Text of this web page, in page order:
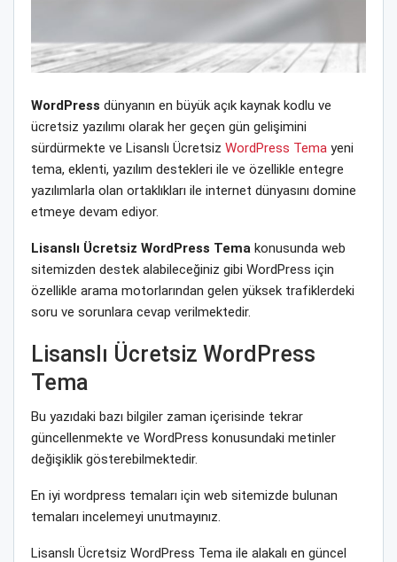
WordPress dünyanın en büyük açık kaynak kodlu ve
ücretsiz yazılımı olarak her geçen gün gelişimini
sürdürmekte ve Lisanslı Ücretsiz WordPress Tema yeni
tema, eklenti, yazılım destekleri ile ve özellikle entegre
yazılımlarla olan ortaklıkları ile internet dünyasını domine
etmeye devam ediyor.
Lisanslı Ücretsiz WordPress Tema konusunda web
sitemizden destek alabileceğiniz gibi WordPress için
özellikle arama motorlarından gelen yüksek trafiklerdeki
soru ve sorunlara cevap verilmektedir.
Lisanslı Ücretsiz WordPress
Tema
Bu yazıdaki bazı bilgiler zaman içerisinde tekrar
güncellenmekte ve WordPress konusundaki metinler
değişiklik gösterebilmektedir.
En iyi wordpress temaları için web sitemizde bulunan
temaları incelemeyi unutmayınız.
Lisanslı Ücretsiz WordPress Tema ile alakalı en güncel